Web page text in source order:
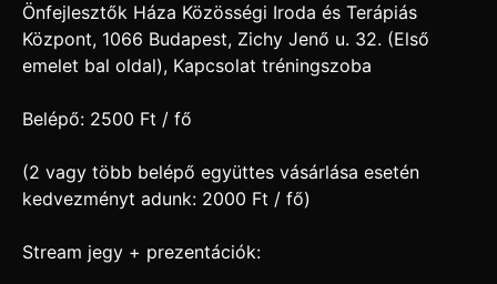
Önfejlesztők Háza Közösségi Iroda és Terápiás
Központ, 1066 Budapest, Zichy Jenő u. 32. (Első
emelet bal oldal), Kapcsolat tréningszoba
Belépő: 2500 Ft / fő
(2 vagy több belépő együttes vásárlása esetén
kedvezményt adunk: 2000 Ft / fő)
Stream jegy + prezentációk: